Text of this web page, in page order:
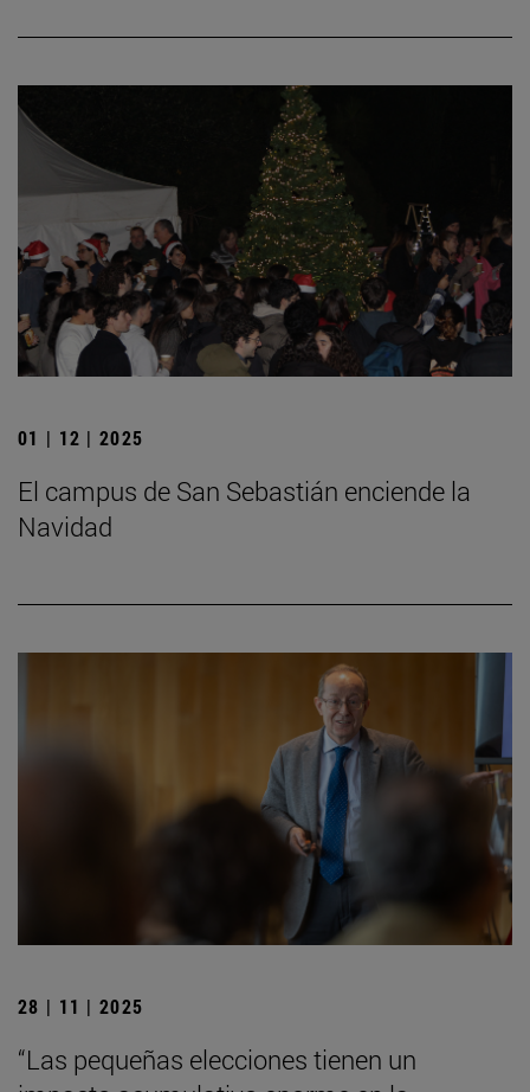
01 | 12 | 2025
El campus de San Sebastián enciende la
Navidad
28 | 11 | 2025
“Las pequeñas elecciones tienen un